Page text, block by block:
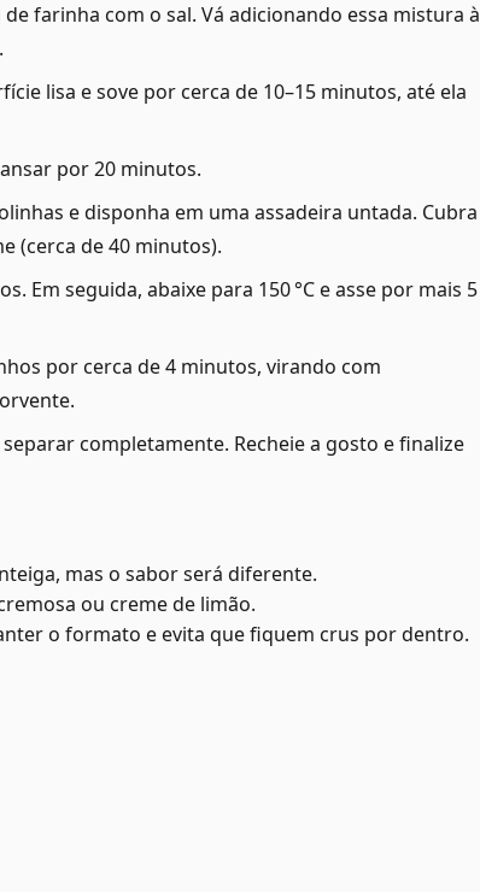
farinha com o sal. Vá adicionando essa mistura à
lisa e sove por cerca de 10–15 minutos, até ela
por 20 minutos.
e disponha em uma assadeira untada. Cubra
(cerca de 40 minutos).
Em seguida, abaixe para 150 °C e asse por mais 5
por cerca de 4 minutos, virando com
completamente. Recheie a gosto e finalize
mas o sabor será diferente.
ou creme de limão.
o formato e evita que fiquem crus por dentro.